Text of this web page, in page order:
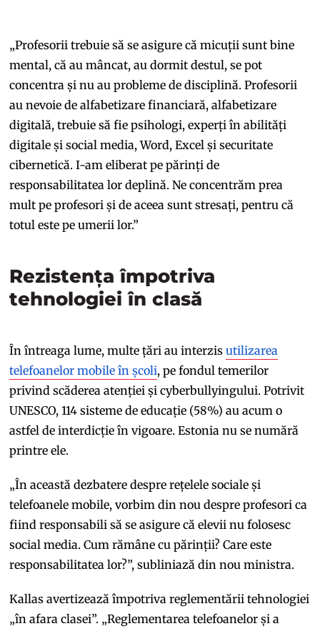
„Profesorii trebuie să se asigure că micuții sunt bine
mental, că au mâncat, au dormit destul, se pot
concentra și nu au probleme de disciplină. Profesorii
au nevoie de alfabetizare financiară, alfabetizare
digitală, trebuie să fie psihologi, experți în abilități
digitale și social media, Word, Excel și securitate
cibernetică. I-am eliberat pe părinți de
responsabilitatea lor deplină. Ne concentrăm prea
mult pe profesori și de aceea sunt stresați, pentru că
totul este pe umerii lor.”
Rezistența împotriva
tehnologiei în clasă
În întreaga lume, multe țări au interzisutilizarea
telefoanelor mobile în școli, pe fondul temerilor
privind scăderea atenției și cyberbullyingului. Potrivit
UNESCO, 114 sisteme de educație (58%) au acum o
astfel de interdicție în vigoare. Estonia nu se numără
printre ele.
„În această dezbatere despre rețelele sociale și
telefoanele mobile, vorbim din nou despre profesori ca
fiind responsabili să se asigure că elevii nu folosesc
social media. Cum rămâne cu părinții? Care este
responsabilitatea lor?”, subliniază din nou ministra.
Kallas avertizează împotriva reglementării tehnologiei
„în afara clasei”. „Reglementarea telefoanelor și a